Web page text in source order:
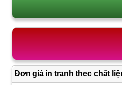
Đơn giá in tranh theo chất